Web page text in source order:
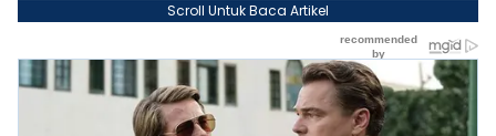
Scroll Untuk Baca Artikel